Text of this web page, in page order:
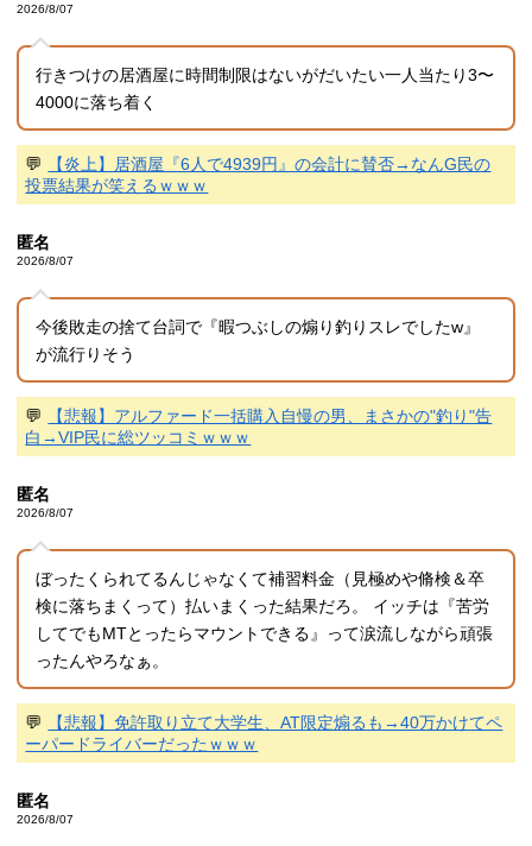
2026/8/07
行きつけの居酒屋に時間制限はないがだいたい一人当たり3〜
4000に落ち着く
💬
【炎上】居酒屋『6人で4939円』の会計に賛否→なんG民の
投票結果が笑えるｗｗｗ
匿名
2026/8/07
今後敗走の捨て台詞で『暇つぶしの煽り釣りスレでしたw』
が流行りそう
💬
【悲報】アルファード一括購入自慢の男、まさかの"釣り"告
白→VIP民に総ツッコミｗｗｗ
匿名
2026/8/07
ぼったくられてるんじゃなくて補習料金（見極めや脩検＆卒
検に落ちまくって）払いまくった結果だろ。 イッチは『苦労
してでもMTとったらマウントできる』って涙流しながら頑張
ったんやろなぁ。
💬
【悲報】免許取り立て大学生、AT限定煽るも→40万かけてペ
ーパードライバーだったｗｗｗ
匿名
2026/8/07